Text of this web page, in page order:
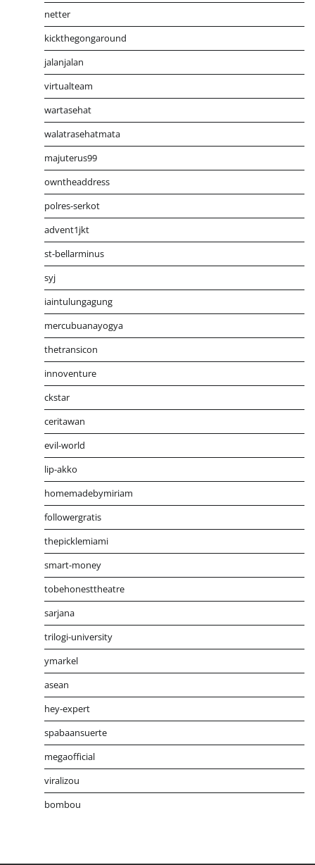
netter
kickthegongaround
jalanjalan
virtualteam
wartasehat
walatrasehatmata
majuterus99
owntheaddress
polres-serkot
advent1jkt
st-bellarminus
syj
iaintulungagung
mercubuanayogya
thetransicon
innoventure
ckstar
ceritawan
evil-world
lip-akko
homemadebymiriam
followergratis
thepicklemiami
smart-money
tobehonesttheatre
sarjana
trilogi-university
ymarkel
asean
hey-expert
spabaansuerte
megaofficial
viralizou
bombou